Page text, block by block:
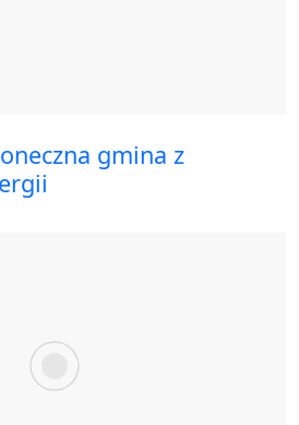
gmina z